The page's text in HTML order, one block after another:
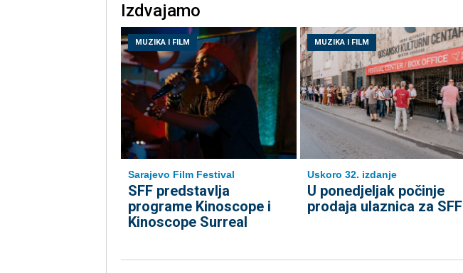
Izdvajamo
MUZIKA I FILM
Sarajevo Film Festival
SFF predstavlja
programe Kinoscope i
Kinoscope Surreal
MUZIKA I FILM
Uskoro 32. izdanje
U ponedjeljak počinje
prodaja ulaznica za SFF